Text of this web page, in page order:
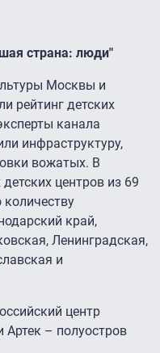
страна: люди"
Москвы и
рейтинг детских
канала
инфраструктуру,
вожатых. В
центров из 69
край,
Ленинградская,
и
центр
Артек – полуостров